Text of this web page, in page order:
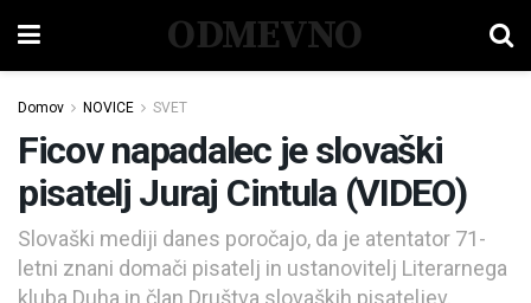
ODMEVNO
Domov NOVICE SVET
Ficov napadalec je slovaški
pisatelj Juraj Cintula (VIDEO)
Slovaški mediji danes poročajo, da je atentator 71-
letni znani domači pisatelj in ustanovitelj Literarnega
kluba Duha in član Društva slovaških pisateljev.